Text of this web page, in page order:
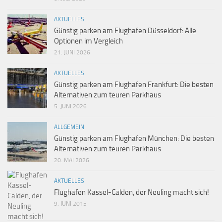
AKTUELLES
Günstig parken am Flughafen Düsseldorf: Alle
Optionen im Vergleich
21. JUNI 2026
AKTUELLES
Günstig parken am Flughafen Frankfurt: Die besten
Alternativen zum teuren Parkhaus
5. JUNI 2026
ALLGEMEIN
Günstig parken am Flughafen München: Die besten
Alternativen zum teuren Parkhaus
20. MAI 2026
AKTUELLES
Flughafen Kassel-Calden, der Neuling macht sich!
9. JUNI 2015